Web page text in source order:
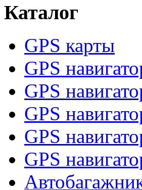
Каталог
GPS карты
GPS
GPS
GPS
GPS
GPS